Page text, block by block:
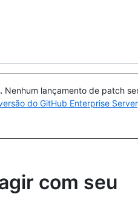
. Nenhum lançamento de patch
do GitHub Enterprise Server
com seu